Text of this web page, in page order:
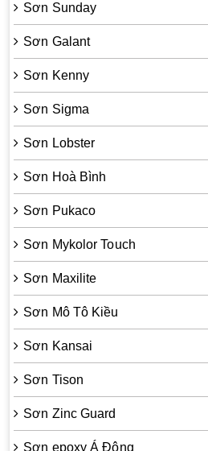
Sơn Sunday
Sơn Galant
Sơn Kenny
Sơn Sigma
Sơn Lobster
Sơn Hoà Bình
Sơn Pukaco
Sơn Mykolor Touch
Sơn Maxilite
Sơn Mô Tô Kiều
Sơn Kansai
Sơn Tison
Sơn Zinc Guard
Sơn epoxy Á Đông